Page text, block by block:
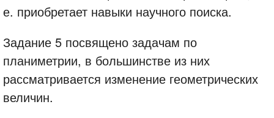
е. приобретает навыки научного поиска.
Задание 5 посвящено задачам по
планиметрии, в большинстве из них
рассматривается изменение геометрических
величин.